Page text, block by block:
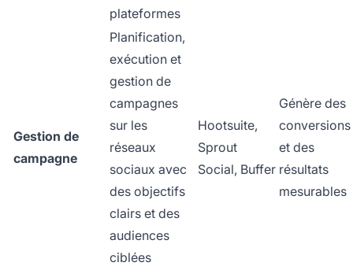
plateformes
Gestion de
campagne
Planification,
exécution et
gestion de
campagnes
sur les
réseaux
sociaux avec
des objectifs
clairs et des
audiences
ciblées
Hootsuite,
Sprout
Social, Buffer
Génère des
conversions
et des
résultats
mesurables